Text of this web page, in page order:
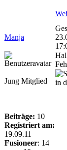
Manja
Jung Mitglied
Beiträge: 10
Registriert am:
19.09.11
Fusioneer: 14
in